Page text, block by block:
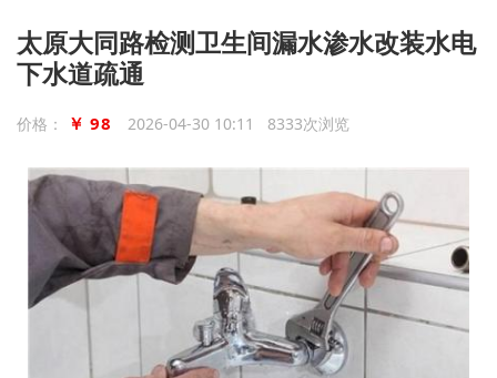
太原大同路检测卫生间漏水渗水改装水电
下水道疏通
价格： ￥ 98 2026-04-30 10:11 8333次浏览